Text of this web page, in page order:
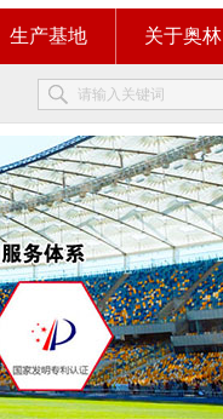
生产基地 关于奥林